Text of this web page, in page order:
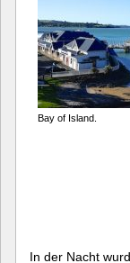
Bay of Island.
In der Nacht